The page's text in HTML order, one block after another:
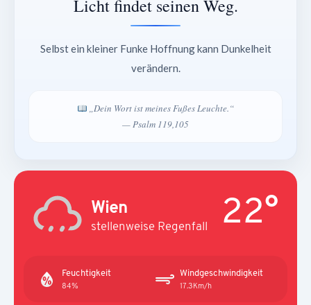
Licht findet seinen Weg.
Selbst ein kleiner Funke Hoffnung kann Dunkelheit
verändern.
„Dein Wort ist meines Fußes Leuchte.“
— Psalm 119,105
Wien
stellenweise Regenfall 22°
Feuchtigkeit
84%
Windgeschwindigkeit
17.3Km/h